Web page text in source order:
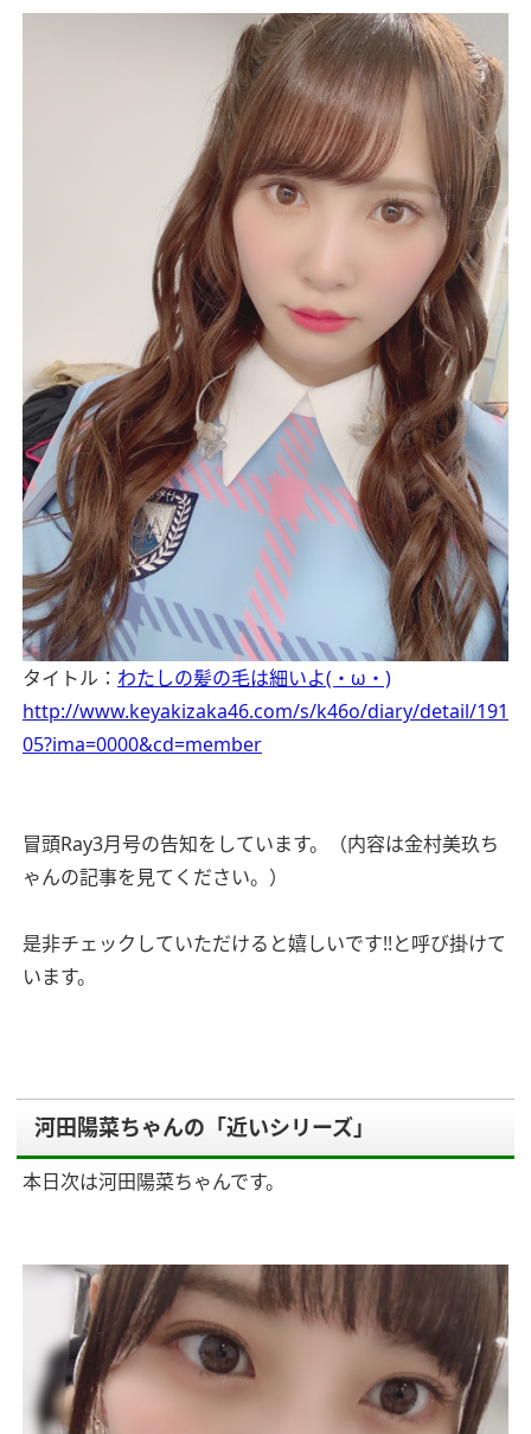
タイトル： わたしの髪の毛は細いよ(・ω・)
http://www.keyakizaka46.com/s/k46o/diary/detail/191
05?ima=0000&cd=member
冒頭Ray3月号の告知をしています。（内容は金村美玖ち
ゃんの記事を見てください。）
是非チェックしていただけると嬉しいです!!と呼び掛けて
います。
河田陽菜ちゃんの「近いシリーズ」
本日次は河田陽菜ちゃんです。